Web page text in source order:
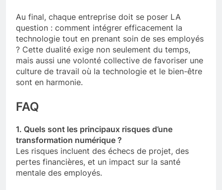
Au final, chaque entreprise doit se poser LA
question : comment intégrer efficacement la
technologie tout en prenant soin de ses employés
? Cette dualité exige non seulement du temps,
mais aussi une volonté collective de favoriser une
culture de travail où la technologie et le bien-être
sont en harmonie.
FAQ
1. Quels sont les principaux risques d’une
transformation numérique ?
Les risques incluent des échecs de projet, des
pertes financières, et un impact sur la santé
mentale des employés.